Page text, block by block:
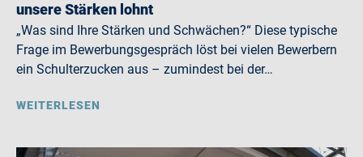
unsere Stärken lohnt
„Was sind Ihre Stärken und Schwächen?“ Diese typische
Frage im Bewerbungsgespräch löst bei vielen Bewerbern
ein Schulterzucken aus – zumindest bei der…
WEITERLESEN